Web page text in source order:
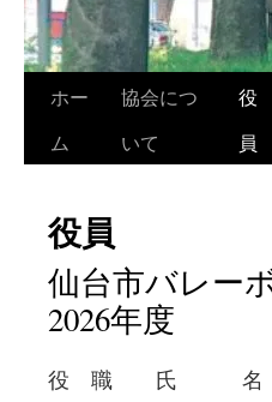
ホー
ム
協会につ
いて
役
員
役員
仙台市バレー
2026年度
役 職 氏 名